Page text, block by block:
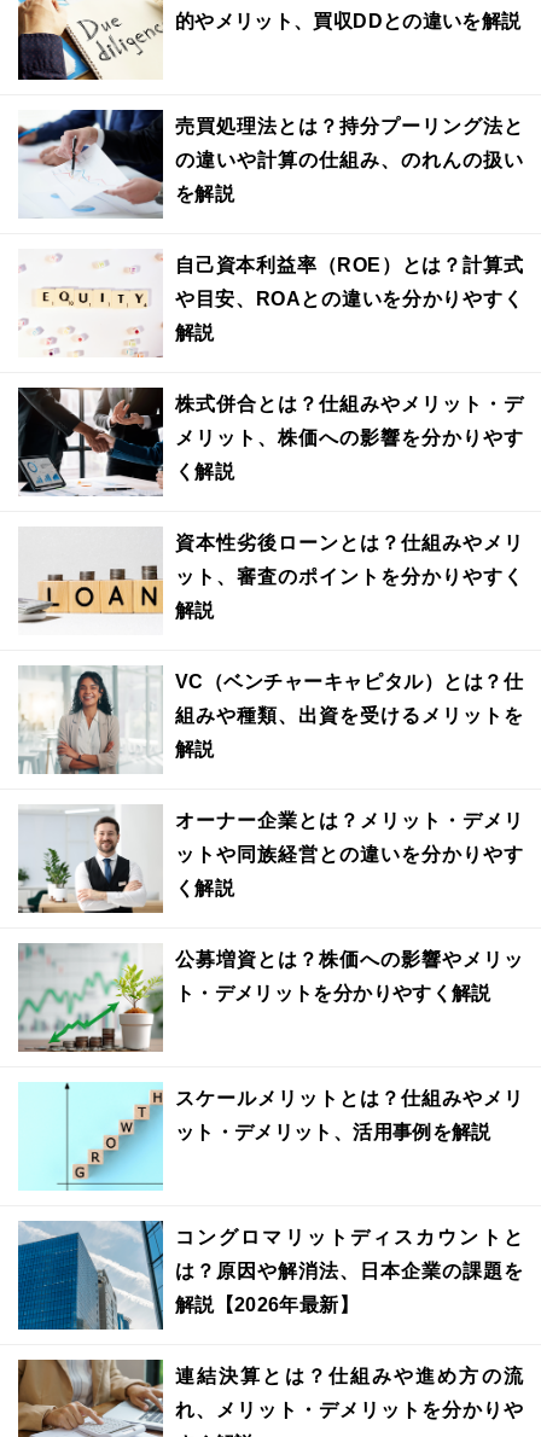
的やメリット、買収DDとの違いを解説
売買処理法とは？持分プーリング法と
の違いや計算の仕組み、のれんの扱い
を解説
自己資本利益率（ROE）とは？計算式
や目安、ROAとの違いを分かりやすく
解説
株式併合とは？仕組みやメリット・デ
メリット、株価への影響を分かりやす
く解説
資本性劣後ローンとは？仕組みやメリ
ット、審査のポイントを分かりやすく
解説
VC（ベンチャーキャピタル）とは？仕
組みや種類、出資を受けるメリットを
解説
オーナー企業とは？メリット・デメリ
ットや同族経営との違いを分かりやす
く解説
公募増資とは？株価への影響やメリッ
ト・デメリットを分かりやすく解説
スケールメリットとは？仕組みやメリ
ット・デメリット、活用事例を解説
コングロマリットディスカウントと
は？原因や解消法、日本企業の課題を
解説【2026年最新】
連結決算とは？仕組みや進め方の流
れ、メリット・デメリットを分かりや